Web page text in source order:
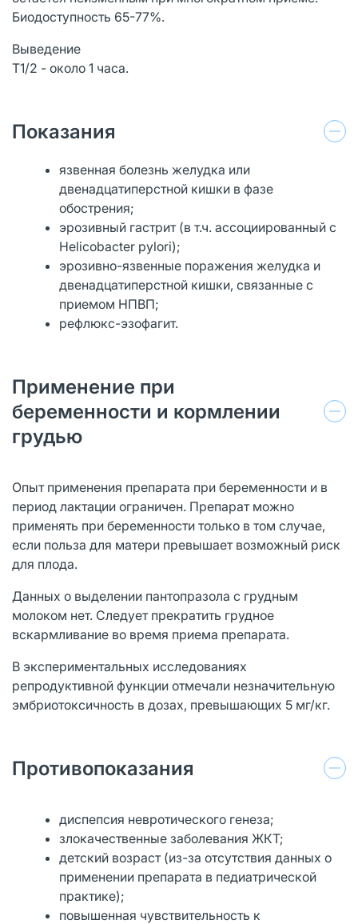
Биодоступность 65-77%.
Выведение
T1/2 - около 1 часа.
Показания
язвенная болезнь желудка или
двенадцатиперстной кишки в фазе
обострения;
эрозивный гастрит (в т.ч. ассоциированный с
Helicobacter pylori);
эрозивно-язвенные поражения желудка и
двенадцатиперстной кишки, связанные с
приемом НПВП;
рефлюкс-эзофагит.
Применение при
беременности и кормлении
грудью
Опыт применения препарата при беременности и в
период лактации ограничен. Препарат можно
применять при беременности только в том случае,
если польза для матери превышает возможный риск
для плода.
Данных о выделении пантопразола с грудным
молоком нет. Следует прекратить грудное
вскармливание во время приема препарата.
В экспериментальных исследованиях
репродуктивной функции отмечали незначительную
эмбриотоксичность в дозах, превышающих 5 мг/кг.
Противопоказания
диспепсия невротического генеза;
злокачественные заболевания ЖКТ;
детский возраст (из-за отсутствия данных о
применении препарата в педиатрической
практике);
повышенная чувствительность к